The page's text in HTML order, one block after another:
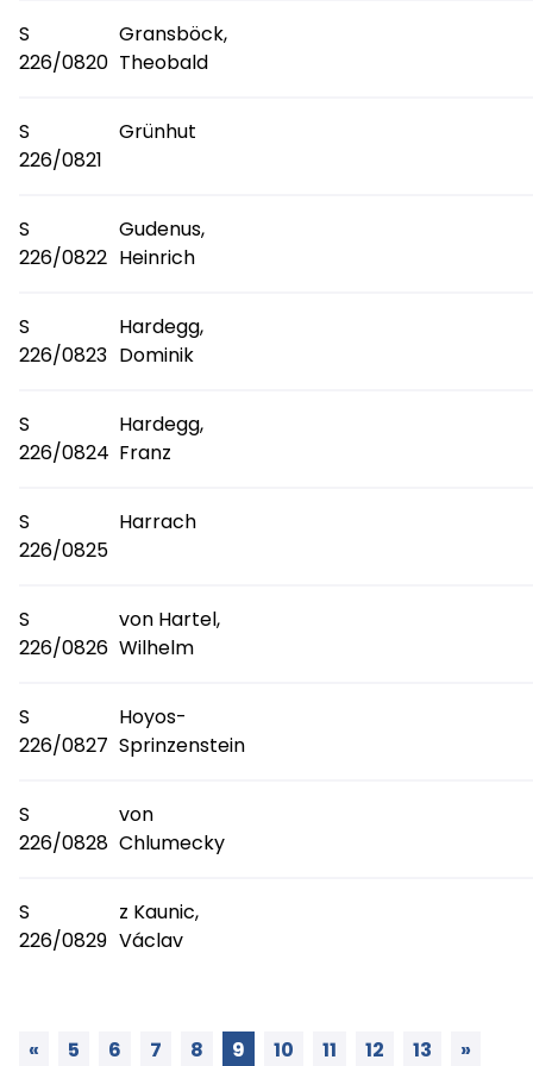
S
226/0820
Gransböck,
Theobald
S
226/0821
Grünhut
S
226/0822
Gudenus,
Heinrich
S
226/0823
Hardegg,
Dominik
S
226/0824
Hardegg,
Franz
S
226/0825
Harrach
S
226/0826
von Hartel,
Wilhelm
S
226/0827
Hoyos-
Sprinzenstein
S
226/0828
von
Chlumecky
S
226/0829
z Kaunic,
Václav
« 5 6 7 8 9 10 11 12 13 »